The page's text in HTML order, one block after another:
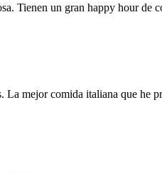
Tienen un gran happy hour de
La mejor comida italiana que